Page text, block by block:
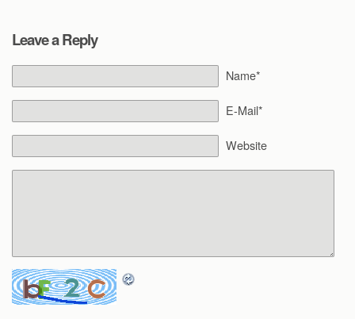
Leave a Reply
Name*
E-Mail*
Website